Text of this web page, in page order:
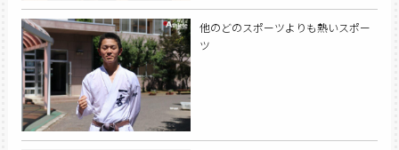
他のどのスポーツよりも熱いスポー
ツ